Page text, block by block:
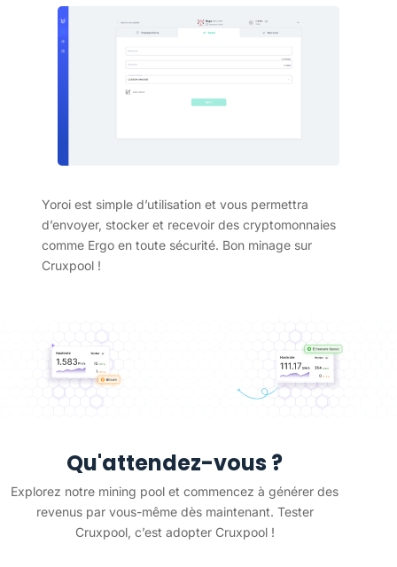
Yoroi est simple d’utilisation et vous permettra
d’envoyer, stocker et recevoir des cryptomonnaies
comme Ergo en toute sécurité. Bon minage sur
Cruxpool !
Qu'attendez-vous ?
Explorez notre mining pool et commencez à générer des
revenus par vous-même dès maintenant. Tester
Cruxpool, c’est adopter Cruxpool !